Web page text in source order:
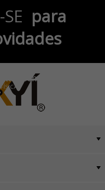
Crédito
Boleto
também
para